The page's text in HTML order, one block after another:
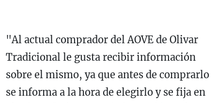
"Al actual comprador del AOVE de Olivar
Tradicional le gusta recibir información
sobre el mismo, ya que antes de comprarlo
se informa a la hora de elegirlo y se fija en